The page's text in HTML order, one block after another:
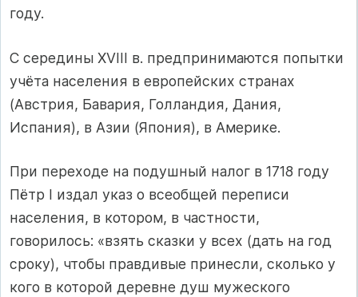
году.
C середины XVIII в. предпринимаются попытки
учёта населения в европейских странах
(Австрия, Бавария, Голландия, Дания,
Испания), в Азии (Япония), в Америке.
При переходе на подушный налог в 1718 году
Пётр I издал указ о всеобщей переписи
населения, в котором, в частности,
говорилось: «взять сказки у всех (дать на год
сроку), чтобы правдивые принесли, сколько у
кого в которой деревне душ мужеского